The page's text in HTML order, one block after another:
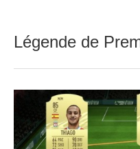
Légende de